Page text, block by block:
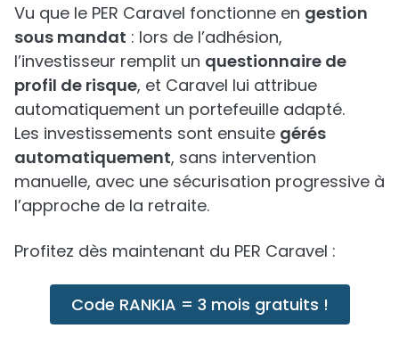
Vu que le PER Caravel fonctionne en gestion
sous mandat : lors de l’adhésion,
l’investisseur remplit un questionnaire de
profil de risque, et Caravel lui attribue
automatiquement un portefeuille adapté.
Les investissements sont ensuite gérés
automatiquement, sans intervention
manuelle, avec une sécurisation progressive à
l’approche de la retraite.
Profitez dès maintenant du PER Caravel :
Code RANKIA = 3 mois gratuits !